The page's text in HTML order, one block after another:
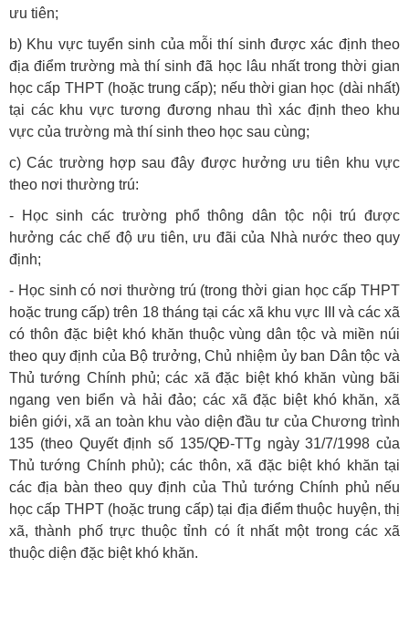
ưu tiên;
b) Khu vực tuyển sinh của mỗi thí sinh được xác định theo
địa điểm trường mà thí sinh đã học lâu nhất trong thời gian
học cấp THPT (hoặc trung cấp); nếu thời gian học (dài nhất)
tại các khu vực tương đương nhau thì xác định theo khu
vực của trường mà thí sinh theo học sau cùng;
c) Các trường hợp sau đây được hưởng ưu tiên khu vực
theo nơi thường trú:
- Học sinh các trường phổ thông dân tộc nội trú được
hưởng các chế độ ưu tiên, ưu đãi của Nhà nước theo quy
định;
- Học sinh có nơi thường trú (trong thời gian học cấp THPT
hoặc trung cấp) trên 18 tháng tại các xã khu vực III và các xã
có thôn đặc biệt khó khăn thuộc vùng dân tộc và miền núi
theo quy định của Bộ trưởng, Chủ nhiệm ủy ban Dân tộc và
Thủ tướng Chính phủ; các xã đặc biệt khó khăn vùng bãi
ngang ven biển và hải đảo; các xã đặc biệt khó khăn, xã
biên giới, xã an toàn khu vào diện đầu tư của Chương trình
135 (theo Quyết định số 135/QĐ-TTg ngày 31/7/1998 của
Thủ tướng Chính phủ); các thôn, xã đặc biệt khó khăn tại
các địa bàn theo quy định của Thủ tướng Chính phủ nếu
học cấp THPT (hoặc trung cấp) tại địa điểm thuộc huyện, thị
xã, thành phố trực thuộc tỉnh có ít nhất một trong các xã
thuộc diện đặc biệt khó khăn.